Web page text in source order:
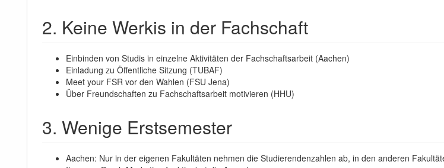
2. Keine Werkis in der Fachschaft
Einbinden von Studis in einzelne Aktivitäten der Fachschaftsarbeit (Aachen)
Einladung zu Öffentliche Sitzung (TUBAF)
Meet your FSR vor den Wahlen (FSU Jena)
Über Freundschaften zu Fachschaftsarbeit motivieren (HHU)
3. Wenige Erstsemester
Aachen: Nur in der eigenen Fakultäten nehmen die Studierendenzahlen ab, in den anderen